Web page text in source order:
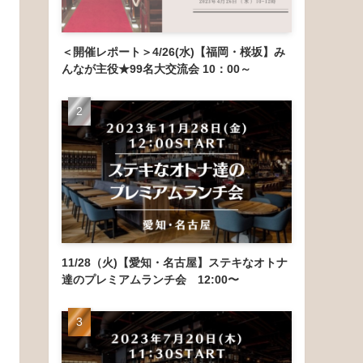
＜開催レポート＞4/26(水)【福岡・桜坂】み
んなが主役★99名大交流会 10：00～
11/28（火)【愛知・名古屋】ステキなオトナ
達のプレミアムランチ会 12:00〜